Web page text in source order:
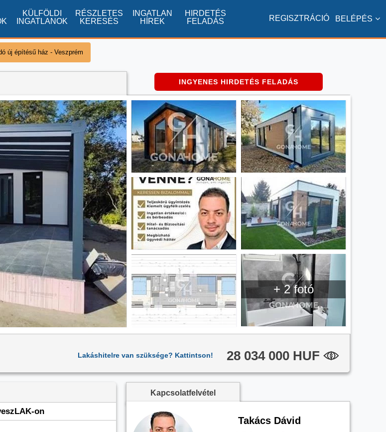
KÜLFÖLDI
INGATLANOK
RÉSZLETES
KERESÉS
INGATLAN
HÍREK
HIRDETÉS
FELADÁS
BELÉPÉS
REGISZTRÁCIÓ
új építésű ház - Veszprém
INGYENES HIRDETÉS FELADÁS
+ 2 fotó
Lakáshitelre van szüksége? Kattintson! 28 034 000 HUF
on
Kapcsolatfelvétel
Takács Dávid